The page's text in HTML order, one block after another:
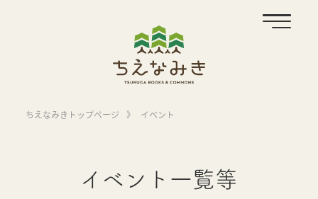
ちえなみきトップページ 》 イベント
イベント一覧等